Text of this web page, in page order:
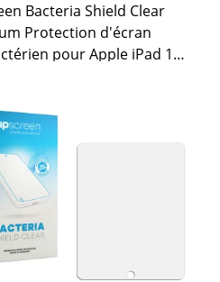
Bacteria Shield Clear
Protection d'écran
pour Apple iPad 1